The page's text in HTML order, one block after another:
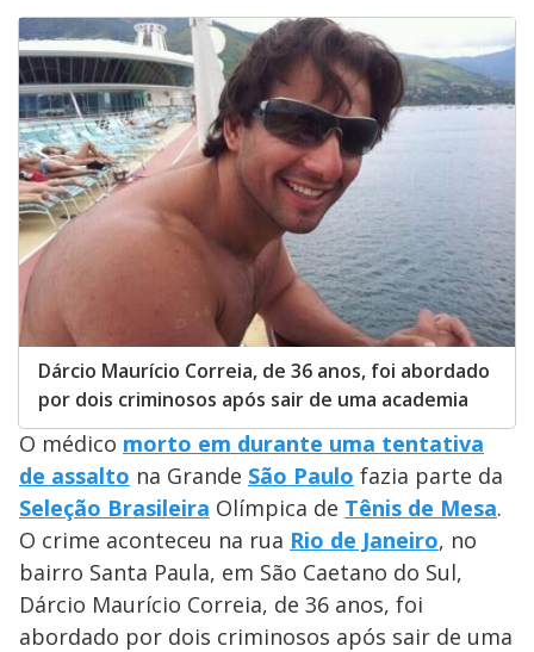
Dárcio Maurício Correia, de 36 anos, foi abordado
por dois criminosos após sair de uma academia
O médico morto em durante uma tentativa
de assalto na Grande São Paulo fazia parte da
Seleção Brasileira Olímpica de Tênis de Mesa.
O crime aconteceu na rua Rio de Janeiro, no
bairro Santa Paula, em São Caetano do Sul,
Dárcio Maurício Correia, de 36 anos, foi
abordado por dois criminosos após sair de uma